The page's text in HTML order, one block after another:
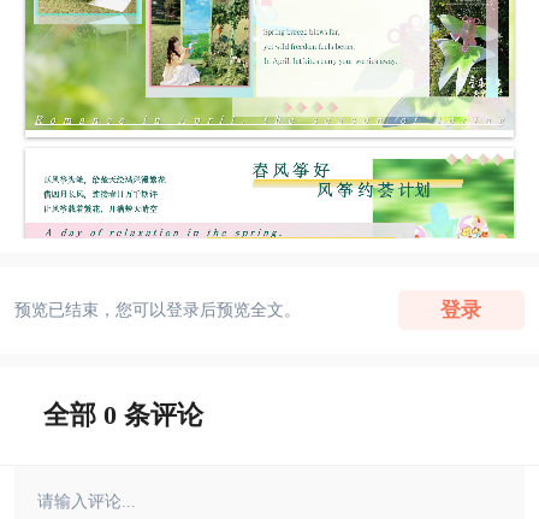
预览已结束，您可以登录后预览全文。 登录
全部 0 条评论